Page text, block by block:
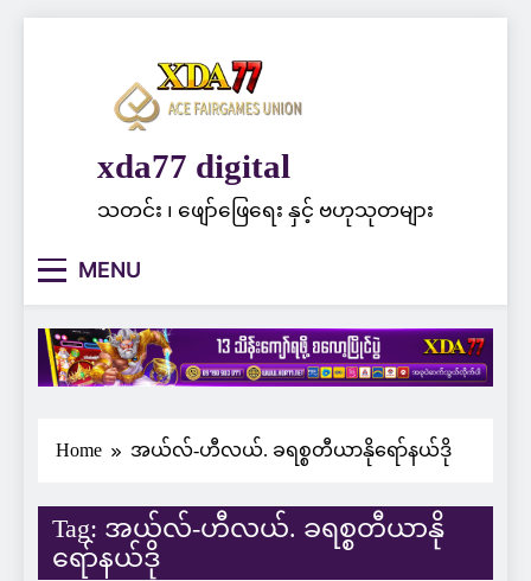
xda77 digital
သတင်း ၊ ဖျော်ဖြေရေး နှင့် ဗဟုသုတများ
MENU
Home အယ်လ်-ဟီလယ်. ခရစ္စတီယာနိုရော်နယ်ဒို
Tag: အယ်လ်-ဟီလယ်. ခရစ္စတီယာနို
ရော်နယ်ဒို